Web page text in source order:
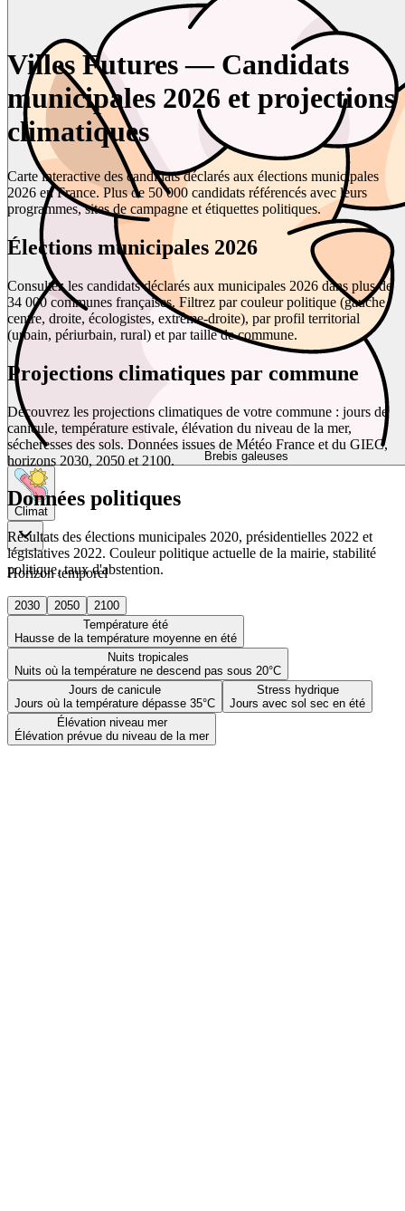
Brebis galeuses
Climat
Horizon temporel
2030 2050
2100
Température été
Hausse de la température moyenne en été
Nuits tropicales
Nuits où la température ne descend pas sous 20°C
Jours de canicule
Jours où la température dépasse 35°C
Stress hydrique
Jours avec sol sec en été
Élévation niveau mer
Élévation prévue du niveau de la mer
Villes Futures — Candidats
municipales 2026 et projections
climatiques
Carte interactive des candidats déclarés aux élections municipales
2026 en France. Plus de 50 000 candidats référencés avec leurs
programmes, sites de campagne et étiquettes politiques.
Élections municipales 2026
Consultez les candidats déclarés aux municipales 2026 dans plus de
34 000 communes françaises. Filtrez par couleur politique (gauche,
centre, droite, écologistes, extrême-droite), par profil territorial
(urbain, périurbain, rural) et par taille de commune.
Projections climatiques par commune
Découvrez les projections climatiques de votre commune : jours de
canicule, température estivale, élévation du niveau de la mer,
sécheresses des sols. Données issues de Météo France et du GIEC,
horizons 2030, 2050 et 2100.
Données politiques
Résultats des élections municipales 2020, présidentielles 2022 et
législatives 2022. Couleur politique actuelle de la mairie, stabilité
politique, taux d'abstention.